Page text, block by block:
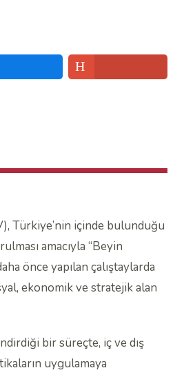
Türkiye’nin içinde bulunduğu
amacıyla “Beyin
önce yapılan çalıştaylarda
ekonomik ve stratejik alan
bir süreçte, iç ve dış
uygulamaya